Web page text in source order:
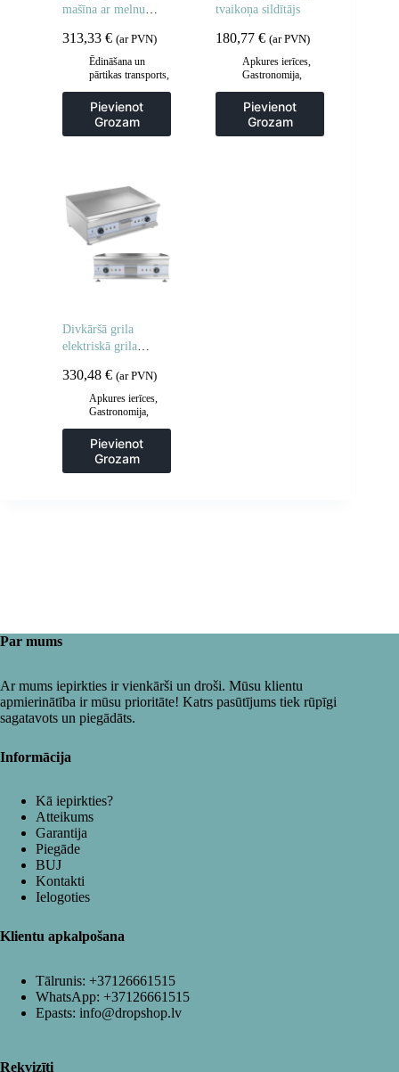
mašīna ar melnu
313,33 € (ar PVN)
Ēdināšana un
pārtikas transports
Popkorna mašīnas
Pievienot
Grozam
tvaikoņa sildītājs
180,77€ (ar PVN)
Apkures ierīces
Gastronomija
aprīkojums
Virtuve
Pievienot
Grozam
Divkāršā grila
elektriskā grila
330,48 € (ar PVN)
Apkures ierīces,
Gastronomija,
sildīšanas
plāksnes,Grila
šķīvji,Virtuve
Pievienot
Grozam
Par mums
Ar mums iepirkties ir vienkārši un droši. Mūsu klientu
apmierinātība ir mūsu prioritāte! Katrs pasūtījums tiek rūpīgi
sagatavots un piegādāts.
Informācija
Kā iepirkties?
Atteikums
Garantija
Piegāde
BUJ
Kontakti
Ielogoties
Klientu apkalpošana
Tālrunis: +37126661515
WhatsApp: +37126661515
Epasts: info@dropshop.lv
Rekvizīti